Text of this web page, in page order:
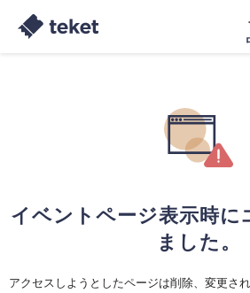
イベントページ表示時に
ました。
アクセスしようとしたページは削除、変更さ